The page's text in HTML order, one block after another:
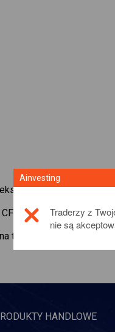
giełdowe
CFD wBovespai lewaruj
temat tego produktu
HANDLOWE
Ainvesting
Traderzy z
nie są